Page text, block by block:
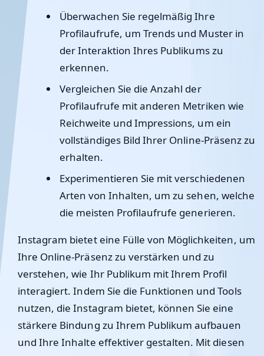
Überwachen Sie regelmäßig Ihre
Profilaufrufe, um Trends und Muster in
der Interaktion Ihres Publikums zu
erkennen.
Vergleichen Sie die Anzahl der
Profilaufrufe mit anderen Metriken wie
Reichweite und Impressions, um ein
vollständiges Bild Ihrer Online-Präsenz zu
erhalten.
Experimentieren Sie mit verschiedenen
Arten von Inhalten, um zu sehen, welche
die meisten Profilaufrufe generieren.
Instagram bietet eine Fülle von Möglichkeiten, um
Ihre Online-Präsenz zu verstärken und zu
verstehen, wie Ihr Publikum mit Ihrem Profil
interagiert. Indem Sie die Funktionen und Tools
nutzen, die Instagram bietet, können Sie eine
stärkere Bindung zu Ihrem Publikum aufbauen
und Ihre Inhalte effektiver gestalten. Mit diesen